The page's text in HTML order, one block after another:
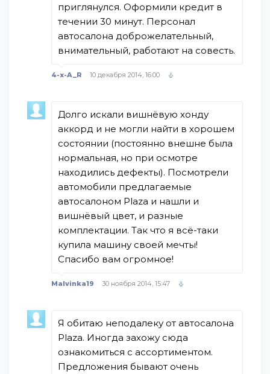
приглянулся. Оформили кредит в
течении 30 минут. Персонал
автосалона доброжелательный,
внимательный, работают на совесть.
4-x-A_R 10 декабря 2014, 16:00
Долго искали вишнёвую хонду
аккорд и не могли найти в хорошем
состоянии (постоянно внешне была
нормальная, но при осмотре
находились дефекты). Посмотрели
автомобили предлагаемые
автосалоном Plaza и нашли и
вишнёвый цвет, и разные
комплектации. Так что я всё-таки
купила машину своей мечты!
Спасибо вам огромное!
Malvinka19 30 ноября 2014, 15:47
Я обитаю неподалеку от автосалона
Plaza. Иногда захожу сюда
ознакомиться с ассортиментом.
Предложения бывают очень